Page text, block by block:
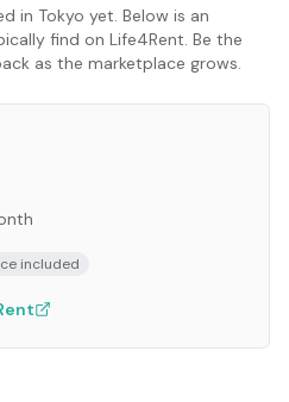
in Tokyo yet. Below is an
find on Life4Rent. Be the
as the marketplace grows.
included